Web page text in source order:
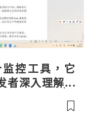
控工具，它
者深入理解JV
制和并发原
据，它将抽象